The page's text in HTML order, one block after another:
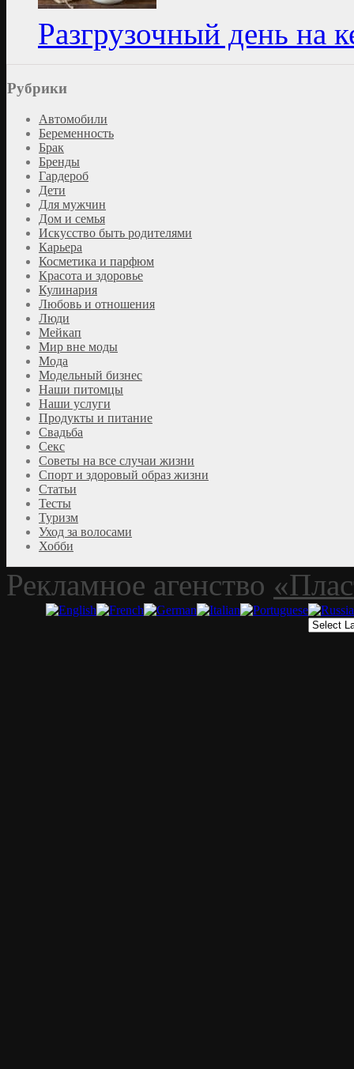
Разгрузочный день на
Рубрики
Автомобили
Беременность
Брак
Бренды
Гардероб
Дети
Для мужчин
Дом и семья
Искусство быть родителями
Карьера
Косметика и парфюм
Красота и здоровье
Кулинария
Любовь и отношения
Люди
Мейкап
Мир вне моды
Мода
Модельный бизнес
Наши питомцы
Наши услуги
Продукты и питание
Свадьба
Секс
Советы на все случаи жизни
Спорт и здоровый образ жизни
Статьи
Тесты
Туризм
Уход за волосами
Хобби
Рекламное агенство